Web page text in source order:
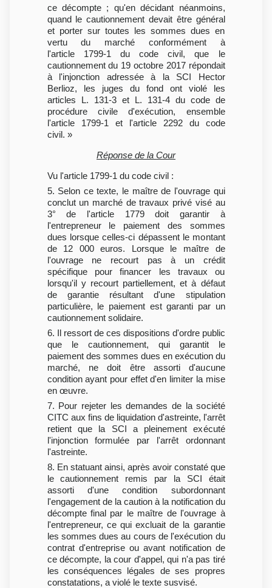
ce décompte ; qu'en décidant néanmoins,
quand le cautionnement devait être général
et porter sur toutes les sommes dues en
vertu du marché conformément à
l'article 1799-1 du code civil, que le
cautionnement du 19 octobre 2017 répondait
à l'injonction adressée à la SCI Hector
Berlioz, les juges du fond ont violé les
articles L. 131-3 et L. 131-4 du code de
procédure civile d'exécution, ensemble
l'article 1799-1 et l'article 2292 du code
civil. »
Réponse de la Cour
Vu l'article 1799-1 du code civil :
5. Selon ce texte, le maître de l'ouvrage qui
conclut un marché de travaux privé visé au
3° de l'article 1779 doit garantir à
l'entrepreneur le paiement des sommes
dues lorsque celles-ci dépassent le montant
de 12 000 euros. Lorsque le maître de
l'ouvrage ne recourt pas à un crédit
spécifique pour financer les travaux ou
lorsqu'il y recourt partiellement, et à défaut
de garantie résultant d'une stipulation
particulière, le paiement est garanti par un
cautionnement solidaire.
6. Il ressort de ces dispositions d'ordre public
que le cautionnement, qui garantit le
paiement des sommes dues en exécution du
marché, ne doit être assorti d'aucune
condition ayant pour effet d'en limiter la mise
en œuvre.
7. Pour rejeter les demandes de la société
CITC aux fins de liquidation d'astreinte, l'arrêt
retient que la SCI a pleinement exécuté
l'injonction formulée par l'arrêt ordonnant
l'astreinte.
8. En statuant ainsi, après avoir constaté que
le cautionnement remis par la SCI était
assorti d'une condition subordonnant
l'engagement de la caution à la notification du
décompte final par le maître de l'ouvrage à
l'entrepreneur, ce qui excluait de la garantie
les sommes dues au cours de l'exécution du
contrat d'entreprise ou avant notification de
ce décompte, la cour d'appel, qui n'a pas tiré
les conséquences légales de ses propres
constatations, a violé le texte susvisé.